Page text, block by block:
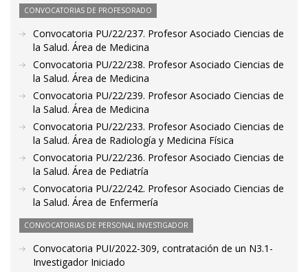
CONVOCATORIAS DE PROFESORADO
Convocatoria PU/22/237. Profesor Asociado Ciencias de
la Salud. Área de Medicina
Convocatoria PU/22/238. Profesor Asociado Ciencias de
la Salud. Área de Medicina
Convocatoria PU/22/239. Profesor Asociado Ciencias de
la Salud. Área de Medicina
Convocatoria PU/22/233. Profesor Asociado Ciencias de
la Salud. Área de Radiología y Medicina Física
Convocatoria PU/22/236. Profesor Asociado Ciencias de
la Salud. Área de Pediatría
Convocatoria PU/22/242. Profesor Asociado Ciencias de
la Salud. Área de Enfermería
CONVOCATORIAS DE PERSONAL INVESTIGADOR
Convocatoria PUI/2022-309, contratación de un N3.1-
Investigador Iniciado